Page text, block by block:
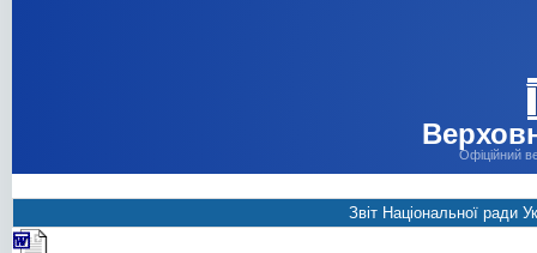
Офіційний
Звіт Національної ради